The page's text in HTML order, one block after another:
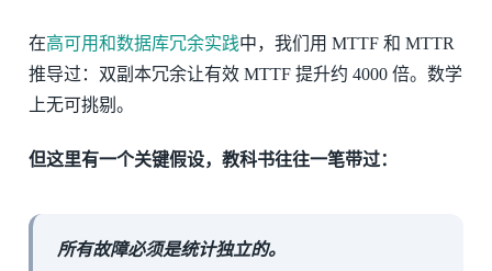
在高可用和数据库冗余实践中，我们用 MTTF 和 MTTR
推导过：双副本冗余让有效 MTTF 提升约 4000 倍。数学
上无可挑剔。
但这里有一个关键假设，教科书往往一笔带过：
所有故障必须是统计独立的。